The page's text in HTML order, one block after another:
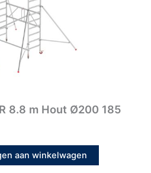
8.8 m Hout Ø200 185
aan winkelwagen